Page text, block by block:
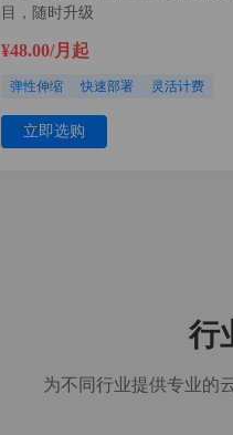
目，随时升级
¥48.00/月起
弹性伸缩 快速部署 灵活计费
立即选购
行
为不同行业提供专业的